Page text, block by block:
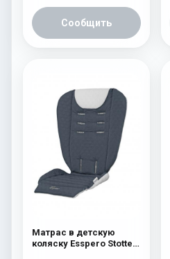
Сообщить
Матрас в детскую
коляску Esspero Stotte